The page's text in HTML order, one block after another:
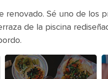
Sé uno de los
de la piscina